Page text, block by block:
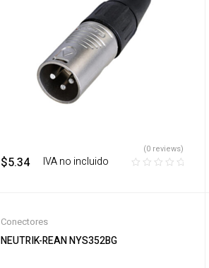
$5.34 ‎ ‎ ‎ IVA no incluido
(0 reviews)
Conectores
NEUTRIK-REAN NYS352BG